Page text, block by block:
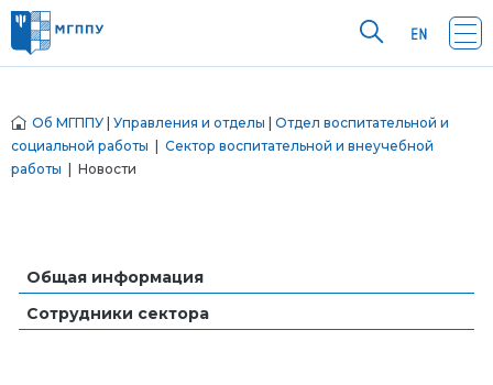
Об МГППУ Управления и отделы
Отдел воспитательной и
социальной работы
Сектор воспитательной и внеучебной
работы | Новости
Общая информация
Сотрудники сектора